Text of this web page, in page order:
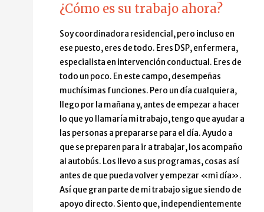
¿Cómo es su trabajo ahora?
Soy coordinadora residencial, pero incluso en
ese puesto, eres de todo. Eres DSP, enfermera,
especialista en intervención conductual. Eres de
todo un poco. En este campo, desempeñas
muchísimas funciones. Pero un día cualquiera,
llego por la mañana y, antes de empezar a hacer
lo que yo llamaría mi trabajo, tengo que ayudar a
las personas a prepararse para el día. Ayudo a
que se preparen para ir a trabajar, los acompaño
al autobús. Los llevo a sus programas, cosas así
antes de que pueda volver y empezar «mi día».
Así que gran parte de mi trabajo sigue siendo de
apoyo directo. Siento que, independientemente